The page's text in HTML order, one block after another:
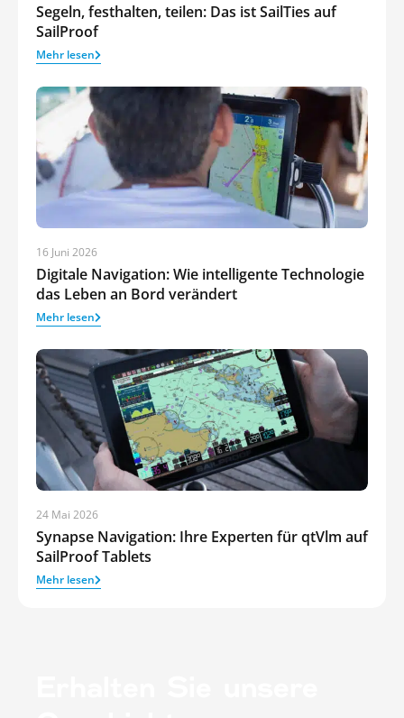
Segeln, festhalten, teilen: Das ist SailTies auf
SailProof
Mehr lesen
16 Juni 2026
Digitale Navigation: Wie intelligente Technologie
das Leben an Bord verändert
Mehr lesen
24 Mai 2026
Synapse Navigation: Ihre Experten für qtVlm auf
SailProof Tablets
Mehr lesen